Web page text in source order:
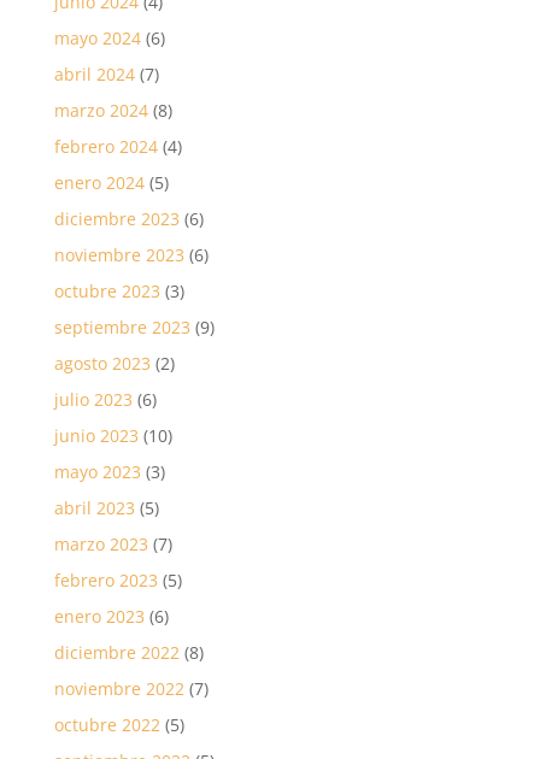
mayo 2024(6)
abril 2024(7)
marzo 2024(8)
febrero 2024(4)
enero 2024(5)
diciembre 2023 (6)
noviembre 2023 (6)
octubre 2023 (3)
septiembre 2023 (9)
agosto 2023 (2)
julio 2023 (6)
junio 2023 (10)
mayo 2023 (3)
abril 2023 (5)
marzo 2023 (7)
febrero 2023 (5)
enero 2023 (6)
diciembre 2022(8)
noviembre 2022(7)
octubre 2022(5)